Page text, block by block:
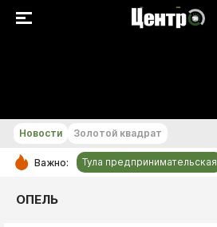
РУБРИКИ
Новости Золотой квадрат
Важно: Тула предпринимательская
ОПЕЛЬ